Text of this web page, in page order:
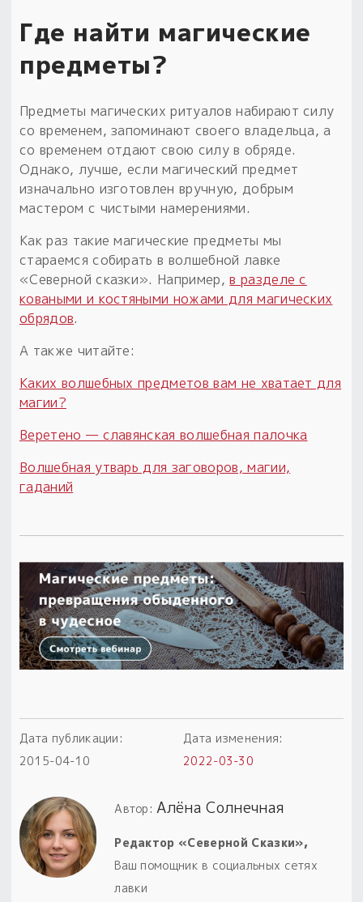
Где найти магические
предметы?
Предметы магических ритуалов набирают силу
со временем, запоминают своего владельца, а
со временем отдают свою силу в обряде.
Однако, лучше, если магический предмет
изначально изготовлен вручную, добрым
мастером с чистыми намерениями.
Как раз такие магические предметы мы
стараемся собирать в волшебной лавке
«Северной сказки». Например,в разделе с
коваными и костяными ножами для магических
обрядов.
А также читайте:
Каких волшебных предметов вам не хватает для
магии?
Веретено — славянская волшебная палочка
Волшебная утварь для заговоров, магии,
гаданий
Дата публикации:
2015-04-10
Дата изменения:
2022-03-30
Автор:Алёна Солнечная
Редактор «Северной Сказки»,
Ваш помощник в социальных сетях
лавки